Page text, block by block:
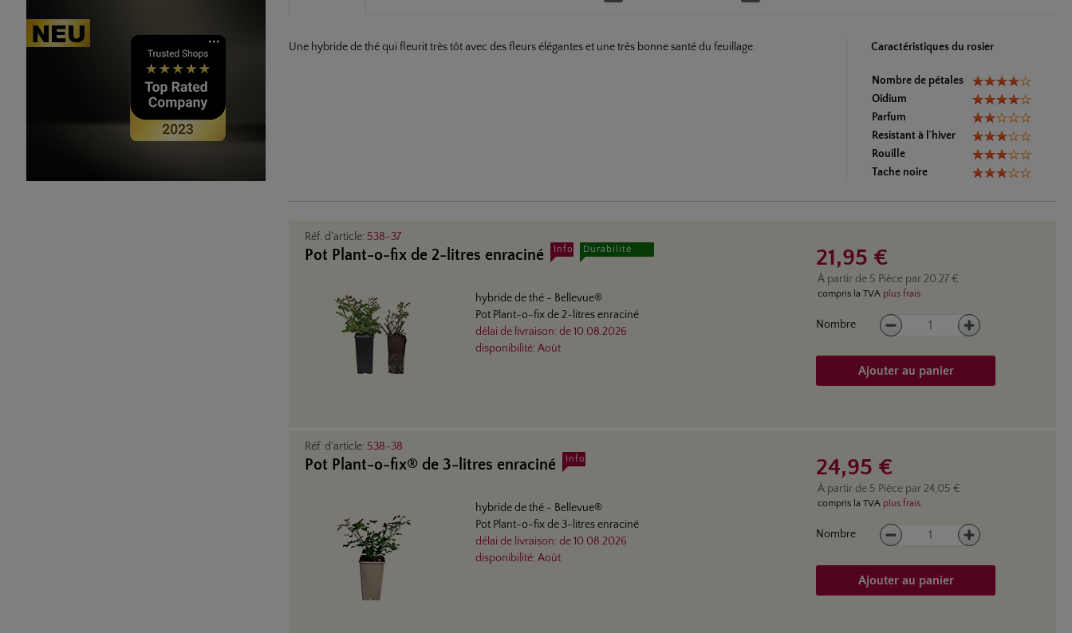
Une hybride de thé qui fleurit très tôt avec des fleurs élégantes et une très bonne santé du feuillage. Caractéristiques du rosier
Nombre de pétales
Oidium
Parfum
Resistant à l`hiver
Rouille
Tache noire
Réf. d'article: 538-37
Pot Plant-o-fix de 2-litres enraciné Info Durabilité
hybride de thé - Bellevue®
Pot Plant-o-fix de 2-litres enraciné
délai de livraison:de10.08.2026
disponibilité: Août
21,95 €
À partir de 5 Pièce par 20,27 €
compris la TVA plus frais
Quantité de produit : Entrez
Nombre
Ajouter au panier
Réf. d'article: 538-38
Pot Plant-o-fix® de 3-litres enraciné Info
hybride de thé - Bellevue®
Pot Plant-o-fix de 3-litres enraciné
délai de livraison:de10.08.2026
disponibilité: Août
24,95 €
À partir de 5 Pièce par 24,05 €
compris la TVA plus frais
Quantité de produit : Entrez
Nombre
Ajouter au panier